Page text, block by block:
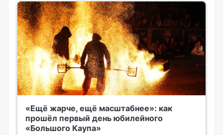
«Ещё жарче, ещё масштабнее»: как
прошёл первый день юбилейного
«Большого Каупа»